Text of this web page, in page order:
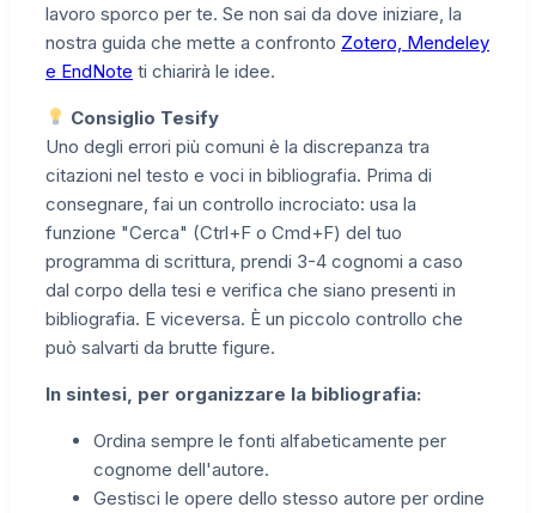
lavoro sporco per te. Se non sai da dove iniziare, la
nostra guida che mette a confronto Zotero, Mendeley
e EndNote ti chiarirà le idee.
Consiglio Tesify
Uno degli errori più comuni è la discrepanza tra
citazioni nel testo e voci in bibliografia. Prima di
consegnare, fai un controllo incrociato: usa la
funzione "Cerca" (Ctrl+F o Cmd+F) del tuo
programma di scrittura, prendi 3-4 cognomi a caso
dal corpo della tesi e verifica che siano presenti in
bibliografia. E viceversa. È un piccolo controllo che
può salvarti da brutte figure.
In sintesi, per organizzare la bibliografia:
Ordina sempre le fonti alfabeticamente per
cognome dell'autore.
Gestisci le opere dello stesso autore per ordine